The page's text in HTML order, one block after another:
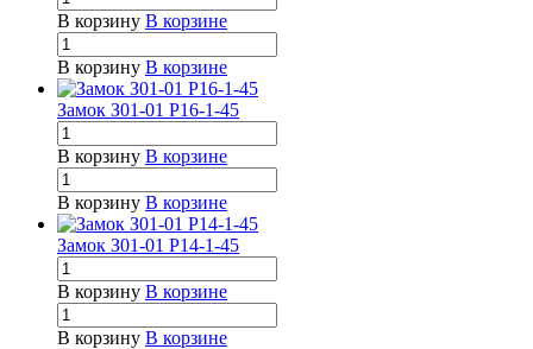
В корзину В корзине
В корзину В корзине
Замок З01-01 Р16-1-45
В корзину В корзине
В корзину В корзине
Замок З01-01 Р14-1-45
В корзину В корзине
В корзину В корзине